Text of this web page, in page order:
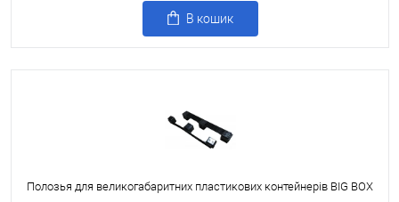
В кошик
Полозья для великогабаритних пластикових контейнерів BIG BOX